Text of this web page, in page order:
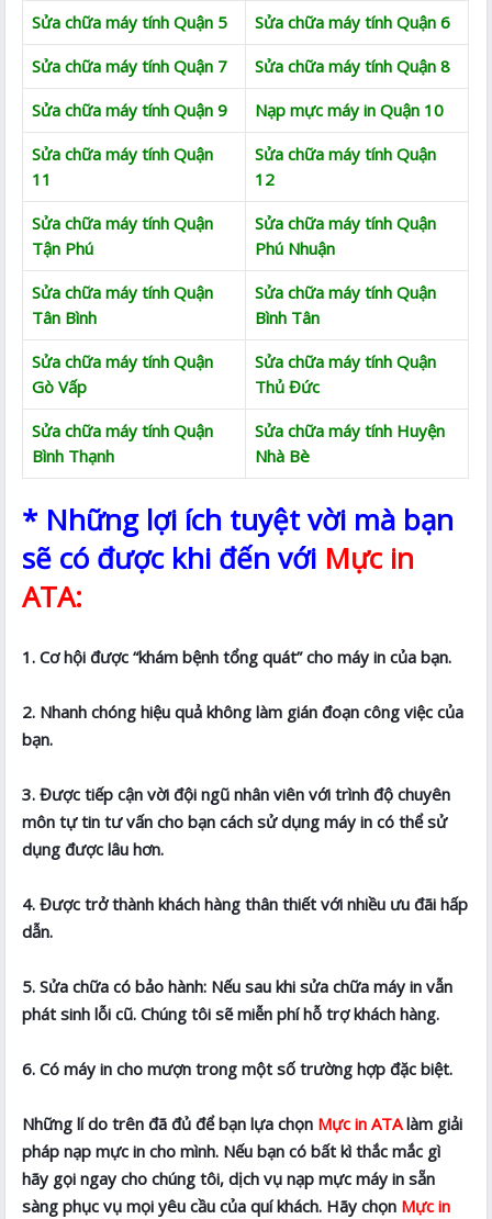
Sửa chữa máy tính Quận 5
Sửa chữa máy tính Quận 6
Sửa chữa máy tính Quận 7
Sửa chữa máy tính Quận 8
Sửa chữa máy tính Quận 9
Nạp mực máy in Quận 10
Sửa chữa máy tính Quận
11
Sửa chữa máy tính Quận
12
Sửa chữa máy tính Quận
Tận Phú
Sửa chữa máy tính Quận
Phú Nhuận
Sửa chữa máy tính Quận
Tân Bình
Sửa chữa máy tính Quận
Bình Tân
Sửa chữa máy tính Quận
Gò Vấp
Sửa chữa máy tính Quận
Thủ Đức
Sửa chữa máy tính Quận
Bình Thạnh
Sửa chữa máy tính Huyện
Nhà Bè
* Những lợi ích tuyệt vời mà bạn
sẽ có được khi đến với Mực in
ATA:
1. Cơ hội được “khám bệnh tổng quát” cho máy in của bạn.
2. Nhanh chóng hiệu quả không làm gián đoạn công việc của
bạn.
3. Được tiếp cận vời đội ngũ nhân viên với trình độ chuyên
môn tự tin tư vấn cho bạn cách sử dụng máy in có thể sử
dụng được lâu hơn.
4. Được trở thành khách hàng thân thiết với nhiều ưu đãi hấp
dẫn.
5. Sửa chữa có bảo hành: Nếu sau khi sửa chữa máy in vẫn
phát sinh lỗi cũ. Chúng tôi sẽ miễn phí hỗ trợ khách hàng.
6. Có máy in cho mượn trong một số trường hợp đặc biệt.
Những lí do trên đã đủ để bạn lựa chọn Mực in ATAlàm giải
pháp nạp mực in cho mình. Nếu bạn có bất kì thắc mắc gì
hãy gọi ngay cho chúng tôi, dịch vụ nạp mực máy in sẵn
sàng phục vụ mọi yêu cầu của quí khách. Hãy chọn Mực in